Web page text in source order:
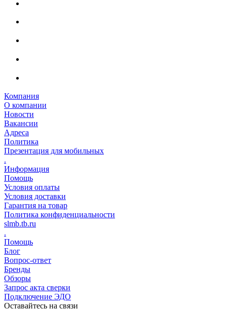
Компания
О компании
Новости
Вакансии
Адреса
Политика
Презентация для мобильных
.
Информация
Помощь
Условия оплаты
Условия доставки
Гарантия на товар
Политика конфиденциальности
slmb.tb.ru
.
Помощь
Блог
Вопрос-ответ
Бренды
Обзоры
Запрос акта сверки
Подключение ЭДО
Оставайтесь на связи